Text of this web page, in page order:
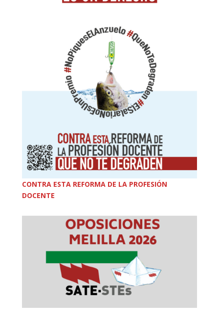
CONTRA ESTA REFORMA DE LA PROFESIÓN
DOCENTE